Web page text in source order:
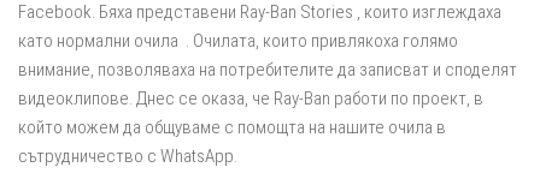
Facebook. Бяха представени Ray-Ban Stories , които изглеждаха
като нормални очила . Очилата, които привлякоха голямо
внимание, позволяваха на потребителите да записват и споделят
видеоклипове. Днес се оказа, че Ray-Ban работи по проект, в
който можем да общуваме с помощта на нашите очила в
сътрудничество с WhatsApp.